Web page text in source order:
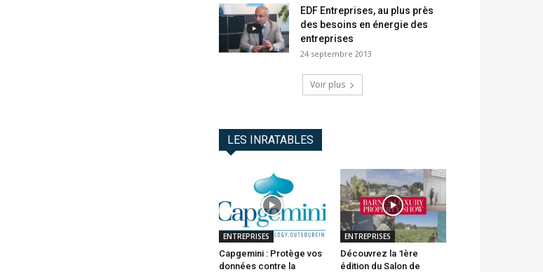
EDF Entreprises, au plus près
des besoins en énergie des
entreprises
24 septembre 2013
Voir plus
LES INRATABLES
ENTREPRISES
Capgemini : Protège vos
données contre la
ENTREPRISES
Découvrez la 1ère
édition du Salon de